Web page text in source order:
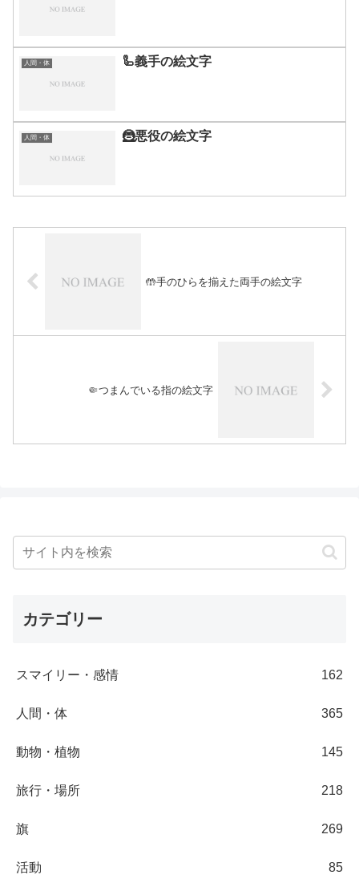
人間・体 🦾義手の絵文字
人間・体 🦹悪役の絵文字
🤲手のひらを揃えた両手の絵文字
🤏つまんでいる指の絵文字
カテゴリー
スマイリー・感情 162
人間・体 365
動物・植物 145
旅行・場所 218
旗 269
活動 85